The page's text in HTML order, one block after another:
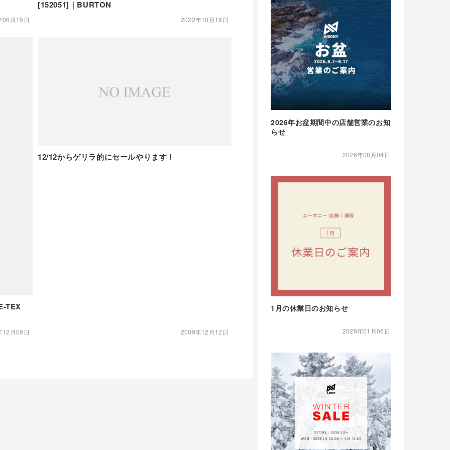
06月15日
[152051]｜BURTON
2022年10月18日
TEX
12月09日
12/12からゲリラ的にセールやります！
2009年12月12日
2026年お盆期間中の店舗営業のお知
らせ
2026年08月04日
1月の休業日のお知らせ
2026年01月06日